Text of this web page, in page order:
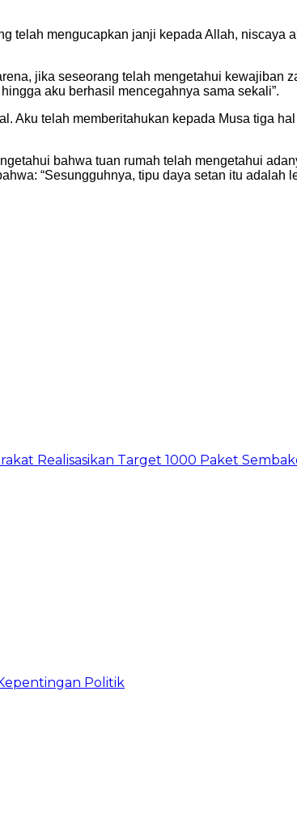
telah mengucapkan janji kepada Allah, niscaya
jika seseorang telah mengetahui kewajiban
aku berhasil mencegahnya sama sekali”.
Aku telah memberitahukan kepada Musa tiga
bahwa tuan rumah telah mengetahui
“Sesungguhnya, tipu daya setan itu adalah
Realisasikan Target 1000 Paket
Politik